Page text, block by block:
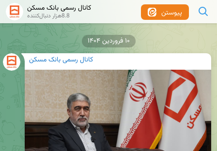
پیوستن کانال رسمی بانک مسکن
8.8هزار دنبال‌کننده
کانال رسمی بانک مسکن
۱۰ فروردین ۱۴۰۴